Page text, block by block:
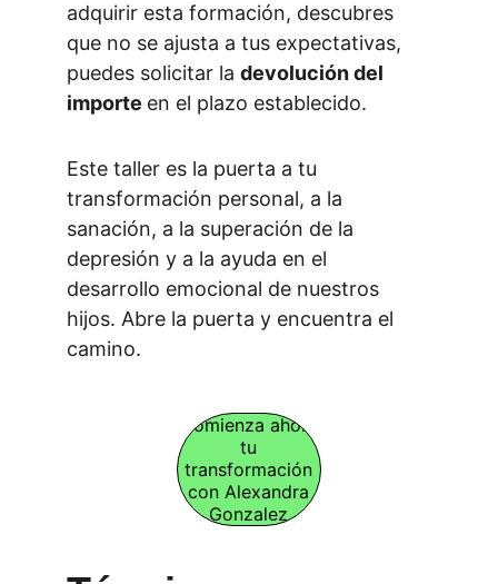
adquirir esta formación, descubres
que no se ajusta a tus expectativas,
puedes solicitar la devolución del
importe en el plazo establecido.
Este taller es la puerta a tu
transformación personal, a la
sanación, a la superación de la
depresión y a la ayuda en el
desarrollo emocional de nuestros
hijos. Abre la puerta y encuentra el
camino.
Comienza ahora
tu
transformación
con Alexandra
Gonzalez